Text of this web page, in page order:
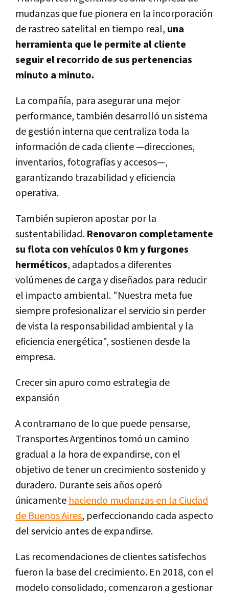
mudanzas que fue pionera en la incorporación
de rastreo satelital en tiempo real, una
herramienta que le permite al cliente
seguir el recorrido de sus pertenencias
minuto a minuto.
La compañía, para asegurar una mejor
performance, también desarrolló un sistema
de gestión interna que centraliza toda la
información de cada cliente —direcciones,
inventarios, fotografías y accesos—,
garantizando trazabilidad y eficiencia
operativa.
También supieron apostar por la
sustentabilidad. Renovaron completamente
su flota con vehículos 0 km y furgones
herméticos, adaptados a diferentes
volúmenes de carga y diseñados para reducir
el impacto ambiental. "Nuestra meta fue
siempre profesionalizar el servicio sin perder
de vista la responsabilidad ambiental y la
eficiencia energética", sostienen desde la
empresa.
Crecer sin apuro como estrategia de
expansión
A contramano de lo que puede pensarse,
Transportes Argentinos tomó un camino
gradual a la hora de expandirse, con el
objetivo de tener un crecimiento sostenido y
duradero. Durante seis años operó
únicamentehaciendo mudanzas en la Ciudad
de Buenos Aires, perfeccionando cada aspecto
del servicio antes de expandirse.
Las recomendaciones de clientes satisfechos
fueron la base del crecimiento. En 2018, con el
modelo consolidado, comenzaron a gestionar